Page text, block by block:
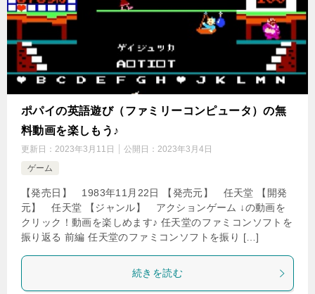
ポパイの英語遊び（ファミリーコンピュータ）の無
料動画を楽しもう♪
更新日： 2023年3月11日 公開日： 2023年3月4日
ゲーム
【発売日】 1983年11月22日 【発売元】 任天堂 【開発
元】 任天堂 【ジャンル】 アクションゲーム ↓の動画を
クリック！動画を楽しめます♪ 任天堂のファミコンソフトを
振り返る 前編 任天堂のファミコンソフトを振り […]
続きを読む